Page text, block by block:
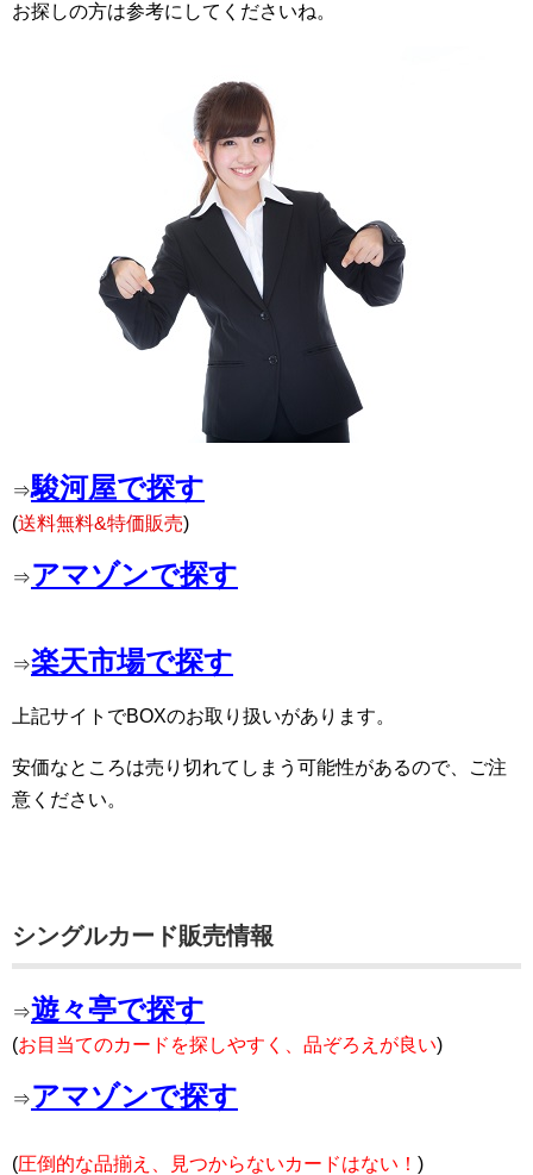
お探しの方は参考にしてくださいね。
⇒駿河屋で探す
(送料無料&特価販売)
⇒アマゾンで探す
⇒楽天市場で探す
上記サイトでBOXのお取り扱いがあります。
安価なところは売り切れてしまう可能性があるので、ご注
意ください。
シングルカード販売情報
⇒遊々亭で探す
(お目当てのカードを探しやすく、品ぞろえが良い)
⇒アマゾンで探す
(圧倒的な品揃え、見つからないカードはない！ )